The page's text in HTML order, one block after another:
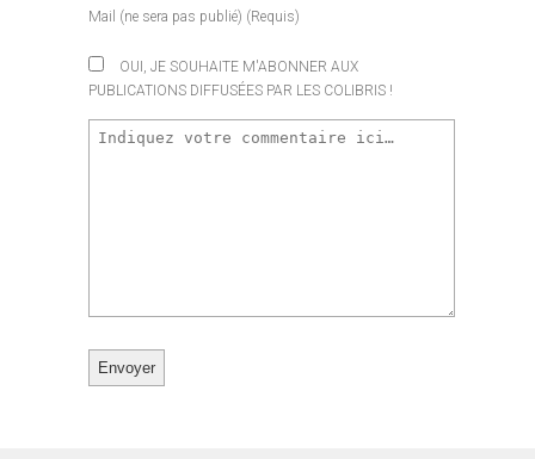
Mail (ne sera pas publié) (requis)
OUI, JE SOUHAITE M'ABONNER AUX
PUBLICATIONS DIFFUSÉES PAR LES COLIBRIS !